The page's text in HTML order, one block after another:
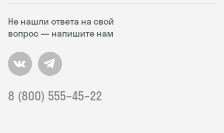
Не нашли ответа на свой
вопрос — напишите нам
8 (800) 555–45–22